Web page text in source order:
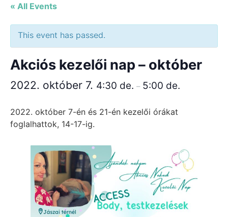
« All Events
This event has passed.
Akciós kezelői nap – október
2022. október 7. 4:30 de. – 5:00 de.
2022. október 7-én és 21-én kezelői órákat
foglalhattok, 14-17-ig.